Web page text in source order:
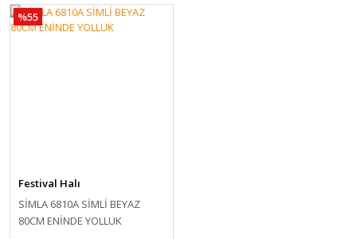
%55
Festival Halı
SİMLA 6810A SİMLİ BEYAZ
80CM ENİNDE YOLLUK